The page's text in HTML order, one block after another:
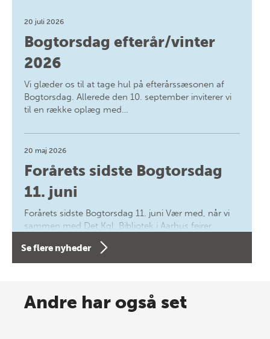
20 juli 2026
Bogtorsdag efterår/vinter
2026
Vi glæder os til at tage hul på efterårssæsonen af
Bogtorsdag. Allerede den 10. september inviterer vi
til en række oplæg med…
20 maj 2026
Forårets sidste Bogtorsdag
11. juni
Forårets sidste Bogtorsdag 11. juni Vær med, når vi
sammen med Det Kgl. Bibliotek i Aarhus fejrer
forfatterne bag vores nyes…
Spar op til 70% til sommer-
Se flere nyheder
Andre har også set